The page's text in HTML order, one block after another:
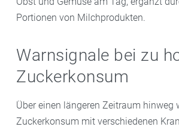
Portionen von Milchprodukten.
Warnsignale bei zu
Zuckerkonsum
Über einen längeren Zeitraum hinweg
Zuckerkonsum mit verschiedenen